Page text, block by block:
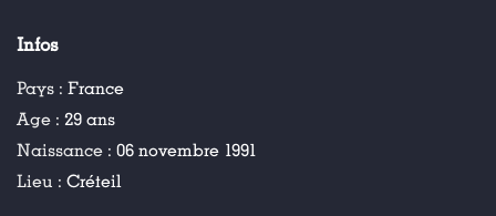
Infos
Pays : France
Age : 29 ans
Naissance : 06 novembre 1991
Lieu : Créteil